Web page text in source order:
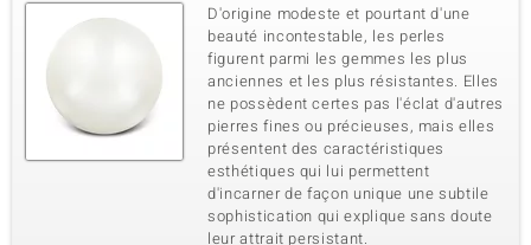
D'origine modeste et pourtant d'une
beauté incontestable, les perles
figurent parmi les gemmes les plus
anciennes et les plus résistantes. Elles
ne possèdent certes pas l'éclat d'autres
pierres fines ou précieuses, mais elles
présentent des caractéristiques
esthétiques qui lui permettent
d'incarner de façon unique une subtile
sophistication qui explique sans doute
leur attrait persistant.